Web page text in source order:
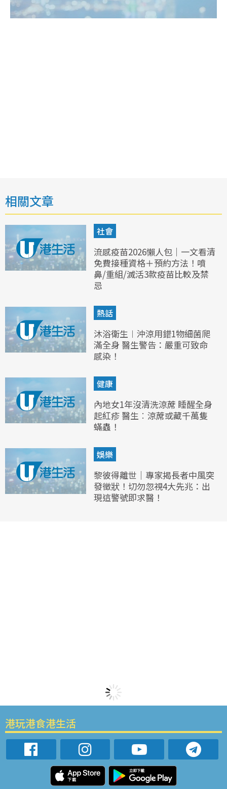
相關文章
社會
流感疫苗2026懶人包｜一文看清
免費接種資格＋預約方法！噴
鼻/重組/滅活3款疫苗比較及禁
忌
熱話
沐浴衛生︱沖涼用錯1物細菌爬
滿全身 醫生警告：嚴重可致命
感染！
健康
內地女1年沒清洗涼蓆 睡醒全身
起紅疹 醫生︰涼蓆或藏千萬隻
蟎蟲！
娛樂
黎彼得離世｜專家揭長者中風突
發徵狀！切勿忽視4大先兆：出
現這警號即求醫！
港玩港食港生活